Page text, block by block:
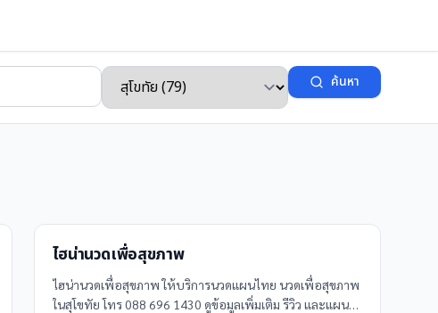
ค้นหา
ไฮน่านวดเพื่อสุขภาพ
ไฮน่านวดเพื่อสุขภาพ ให้บริการนวดแผนไทย นวดเพื่อสุขภาพ
ในสุโขทัย โทร 088 696 1430 ดูข้อมูลเพิ่มเติม รีวิว และแผนที่